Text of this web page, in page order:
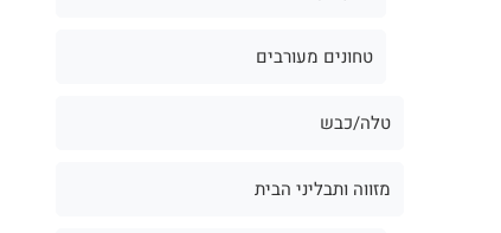
טחונים מעורבים
טלה/כבש
מזווה ותבליני הבית